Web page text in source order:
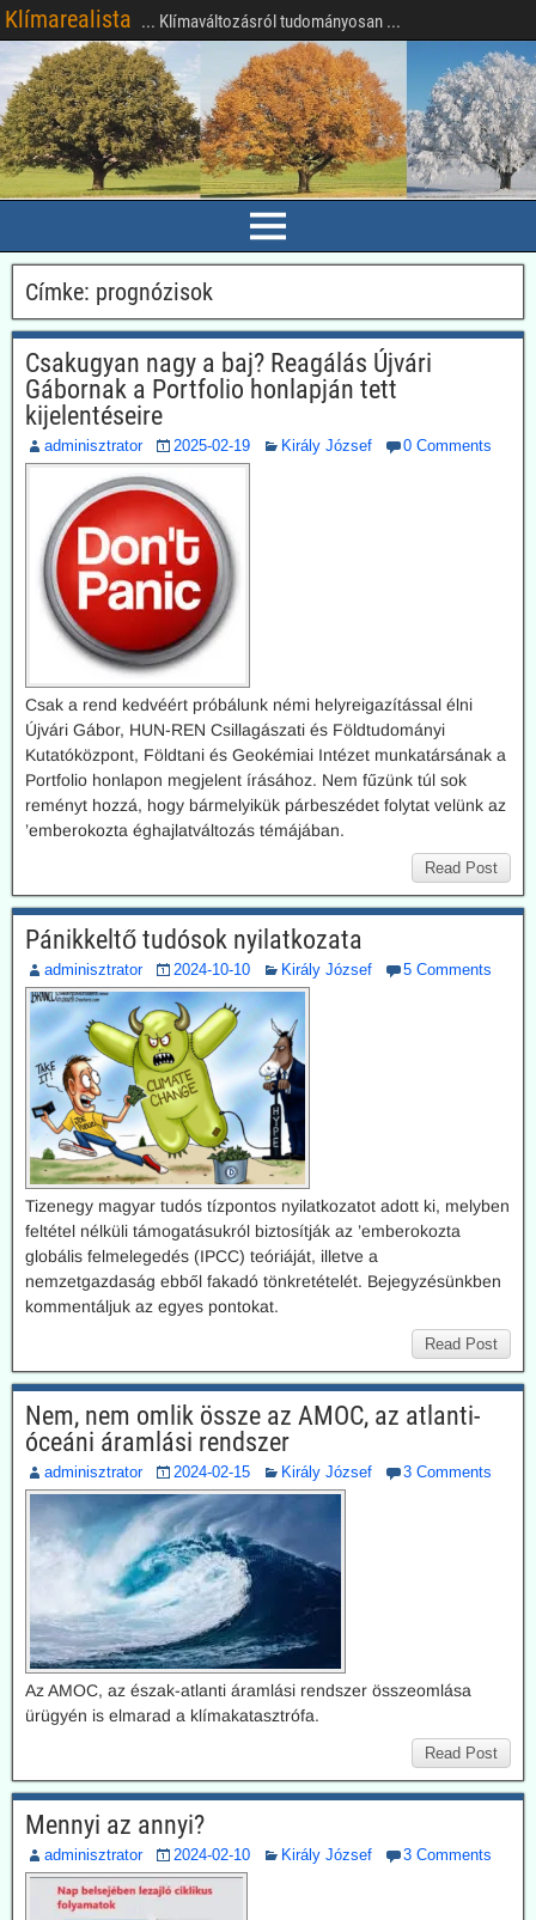
Klímarealista ... Klímaváltozásról tudományosan ...
Címke: prognózisok
Csakugyan nagy a baj? Reagálás Újvári
Gábornak a Portfolio honlapján tett
kijelentéseire
adminisztrator 2025-02-19 Király József 0 Comments
Csak a rend kedvéért próbálunk némi helyreigazítással élni
Újvári Gábor, HUN-REN Csillagászati és Földtudományi
Kutatóközpont, Földtani és Geokémiai Intézet munkatársának a
Portfolio honlapon megjelent írásához. Nem fűzünk túl sok
reményt hozzá, hogy bármelyikük párbeszédet folytat velünk az
’emberokozta éghajlatváltozás témájában.
Read Post
Pánikkeltő tudósok nyilatkozata
adminisztrator 2024-10-10 Király József 5 Comments
Tizenegy magyar tudós tízpontos nyilatkozatot adott ki, melyben
feltétel nélküli támogatásukról biztosítják az ’emberokozta
globális felmelegedés (IPCC) teóriáját, illetve a
nemzetgazdaság ebből fakadó tönkretételét. Bejegyzésünkben
kommentáljuk az egyes pontokat.
Read Post
Nem, nem omlik össze az AMOC, az atlanti-
óceáni áramlási rendszer
adminisztrator 2024-02-15 Király József 3 Comments
Az AMOC, az észak-atlanti áramlási rendszer összeomlása
ürügyén is elmarad a klímakatasztrófa.
Read Post
Mennyi az annyi?
adminisztrator 2024-02-10 Király József 3 Comments